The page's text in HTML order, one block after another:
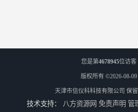
您是第4678945位访客
版权所有 ©2026-08-09
天津市信仪科科技有限公司 保
技术支持： 八方资源网 免责声明 管